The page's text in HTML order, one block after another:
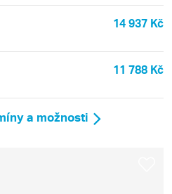
14 937 Kč
11 788 Kč
a možnosti